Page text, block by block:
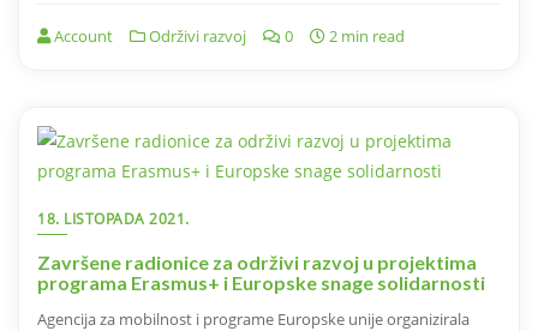
Account Održivi razvoj 0 2 min read
18. LISTOPADA 2021.
Završene radionice za održivi razvoj u projektima
programa Erasmus+ i Europske snage solidarnosti
Agencija za mobilnost i programe Europske unije organizirala